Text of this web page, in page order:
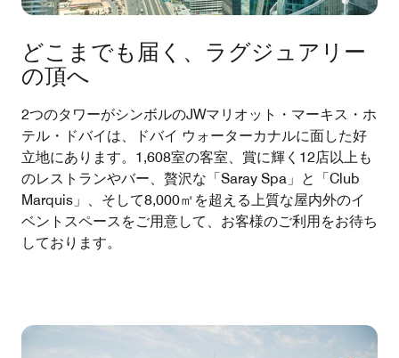
どこまでも届く、ラグジュアリー
の頂へ
2つのタワーがシンボルのJWマリオット・マーキス・ホ
テル・ドバイは、ドバイ ウォーターカナルに面した好
立地にあります。1,608室の客室、賞に輝く12店以上も
のレストランやバー、贅沢な「Saray Spa」と「Club
Marquis」、そして8,000㎡を超える上質な屋内外のイ
ベントスペースをご用意して、お客様のご利用をお待ち
しております。